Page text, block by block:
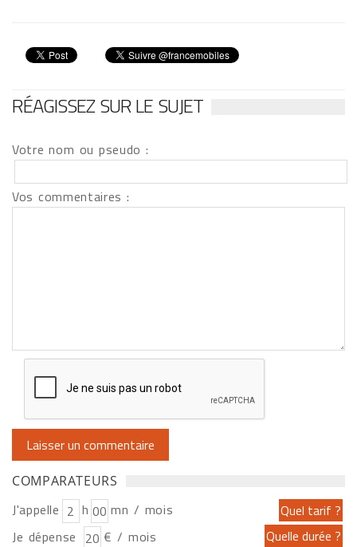
RÉAGISSEZ SUR LE SUJET
Votre nom ou pseudo :
Vos commentaires :
COMPARATEURS
J'appelle h
mn / mois
Je dépense
€ / mois